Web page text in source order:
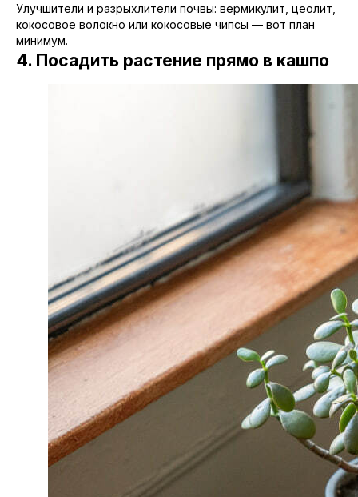
Улучшители и разрыхлители почвы: вермикулит, цеолит,
кокосовое волокно или кокосовые чипсы — вот план
минимум.
4. Посадить растение прямо в кашпо